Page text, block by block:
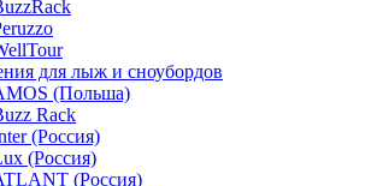
для лыж и сноубордов
(Польша)
Rack
(Россия)
(Россия)
(Россия)